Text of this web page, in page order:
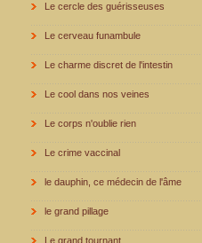
Le cercle des guérisseuses
Le cerveau funambule
Le charme discret de l'intestin
Le cool dans nos veines
Le corps n'oublie rien
Le crime vaccinal
le dauphin, ce médecin de l'âme
le grand pillage
Le grand tournant